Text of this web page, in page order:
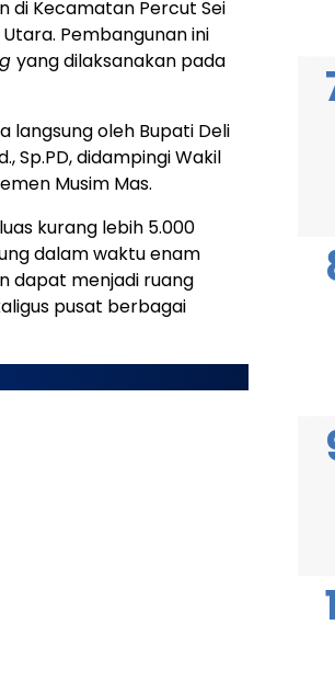
di Kecamatan Percut Sei
Pembangunan ini
yang dilaksanakan pada
langsung oleh Bupati Deli
Sp.PD, didampingi Wakil
Musim Mas.
kurang lebih 5.000
dalam waktu enam
dapat menjadi ruang
pusat berbagai